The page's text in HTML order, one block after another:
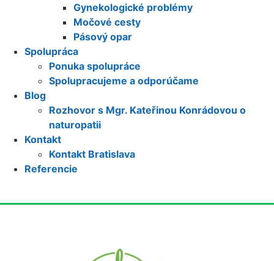
Gynekologické problémy
Močové cesty
Pásový opar
Spolupráca
Ponuka spolupráce
Spolupracujeme a odporúčame
Blog
Rozhovor s Mgr. Kateřinou Konrádovou o
naturopatii
Kontakt
Kontakt Bratislava
Referencie